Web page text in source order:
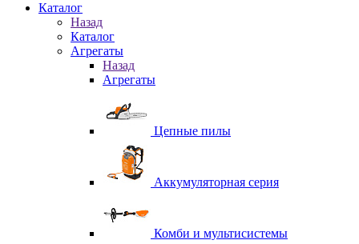
Каталог
Назад
Каталог
Агрегаты
Назад
Агрегаты
Цепные пилы
Аккумуляторная серия
Комби и мультисистемы